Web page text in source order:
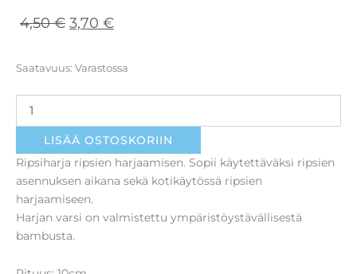
4,50€ Alkuperäinen
oli:
4,50 €.
3,70 €Nykyinen
on:
3,70 €.
Saatavuus: Varastossa
Bambu
50kpl
määrä
LISÄÄ OSTOSKORIIN
Ripsiharja ripsien harjaamisen. Sopii käytettäväksi ripsien
asennuksen aikana sekä kotikäytössä ripsien
harjaamiseen.
Harjan varsi on valmistettu ympäristöystävällisestä
bambusta.